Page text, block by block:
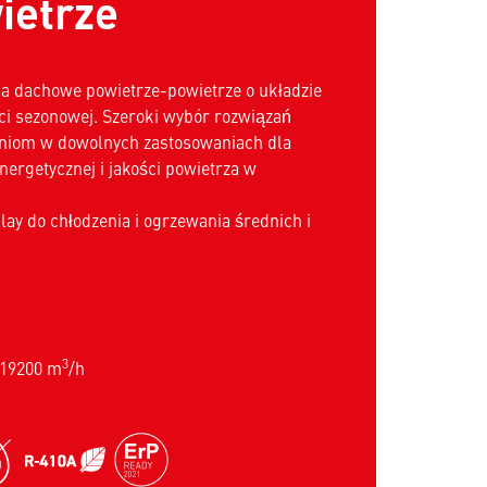
dachowe powietrze-powietrze o układzie
sezonowej. Szeroki wybór rozwiązań
w dowolnych zastosowaniach dla
i jakości powietrza w
do chłodzenia i ogrzewania średnich i
m3/h